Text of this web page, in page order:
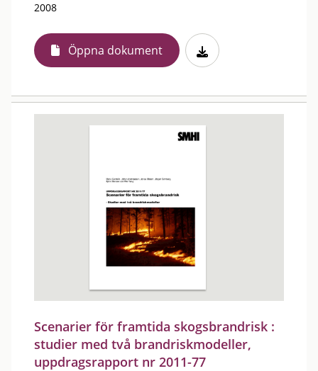
2008
Öppna dokument
Scenarier för framtida skogsbrandrisk :
studier med två brandriskmodeller,
uppdragsrapport nr 2011-77